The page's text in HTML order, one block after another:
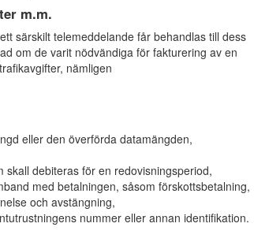
m.m.
särskilt telemeddelande får behandlas till dess
om de varit nödvändiga för fakturering av en
nämligen
eller den överförda datamängden,
skall debiteras för en redovisningsperiod,
med betalningen, såsom förskottsbetalning,
och avstängning,
nummer eller annan identifikation.